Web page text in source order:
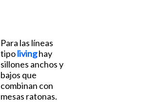
Para las líneas
tipolivinghay
sillones anchos y
bajos que
combinan con
mesas ratonas.